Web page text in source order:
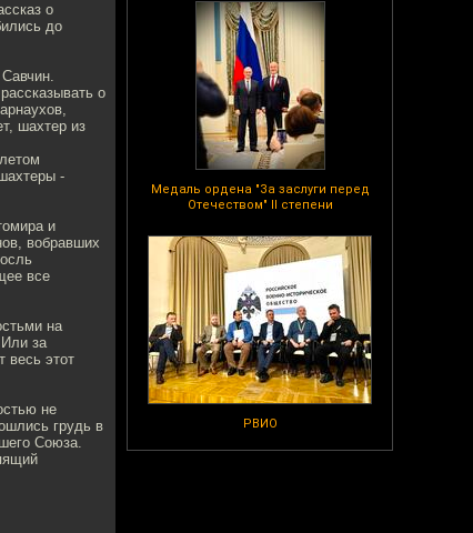
Медаль ордена "За заслуги перед
Отечеством" II степени
РВИО
о
до
о
шахтер из
-
и
вобравших
все
на
за
весь этот
не
грудь в
Союза.